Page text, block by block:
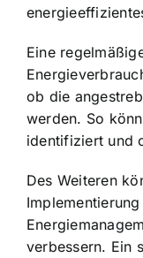
Eine
ob die
werden. So
identifiziert und
Des Weiteren
verbessern. Ein